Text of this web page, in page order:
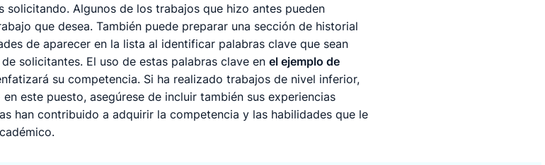
Algunos de los trabajos que hizo antes pueden
que desea. También puede preparar una sección de historial
de aparecer en la lista al identificar palabras clave que sean
solicitantes. El uso de estas palabras clave en el ejemplo de
su competencia. Si ha realizado trabajos de nivel inferior,
este puesto, asegúrese de incluir también sus experiencias
han contribuido a adquirir la competencia y las habilidades que le